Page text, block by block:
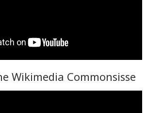
Wikimedia Commonsisse